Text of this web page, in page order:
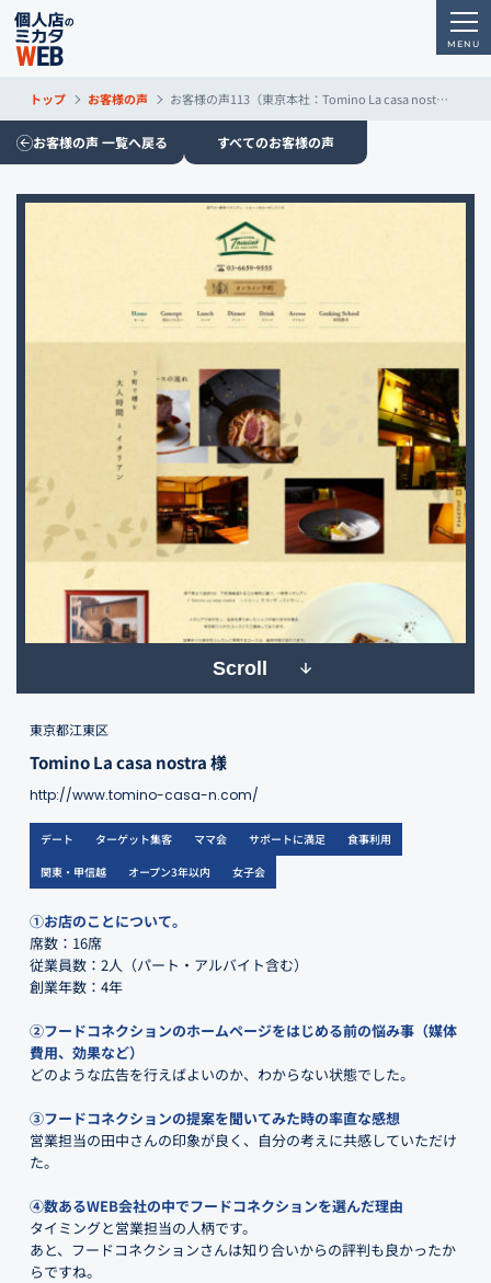
トップ お客様の声 お客様の声113（東京本社：Tomino La casa nostra様）
お客様の声 一覧へ戻る すべてのお客様の声
Scroll
東京都江東区
Tomino La casa nostra 様
http://www.tomino-casa-n.com/
デート ターゲット集客 ママ会 サポートに満足
食事利用
関東・甲信越
オープン3年以内 女子会
①お店のことについて。
席数：16席
従業員数：2人（パート・アルバイト含む）
創業年数：4年
②フードコネクションのホームページをはじめる前の悩み事（媒体
費用、効果など）
どのような広告を行えばよいのか、わからない状態でした。
③フードコネクションの提案を聞いてみた時の率直な感想
営業担当の田中さんの印象が良く、自分の考えに共感していただけ
た。
④数あるWEB会社の中でフードコネクションを選んだ理由
タイミングと営業担当の人柄です。
あと、フードコネクションさんは知り合いからの評判も良かったか
らですね。